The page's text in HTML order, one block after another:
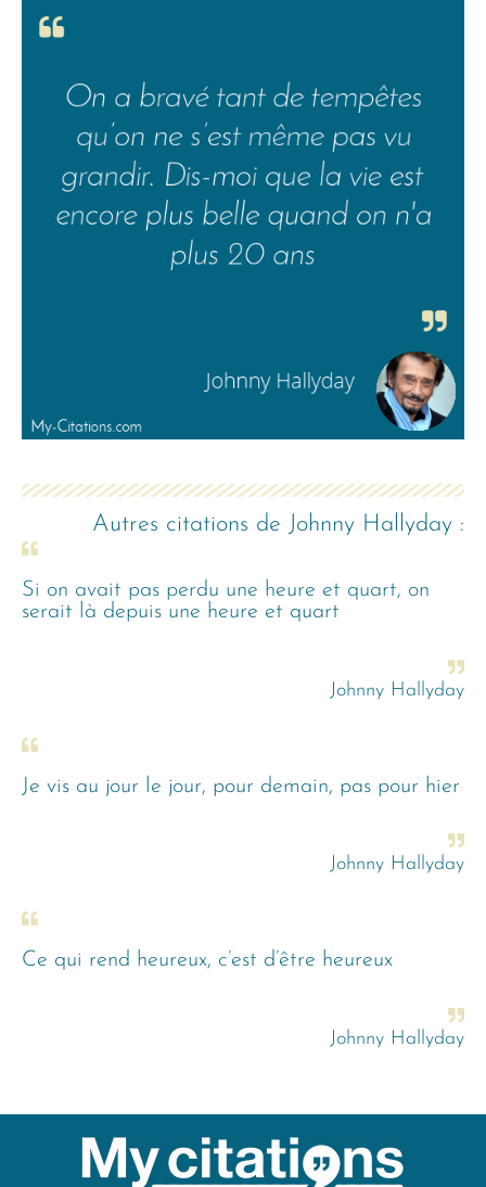
Autres citations de Johnny Hallyday :
Si on avait pas perdu une heure et quart, on
serait là depuis une heure et quart
Johnny Hallyday
Je vis au jour le jour, pour demain, pas pour hier
Johnny Hallyday
Ce qui rend heureux, c’est d’être heureux
Johnny Hallyday